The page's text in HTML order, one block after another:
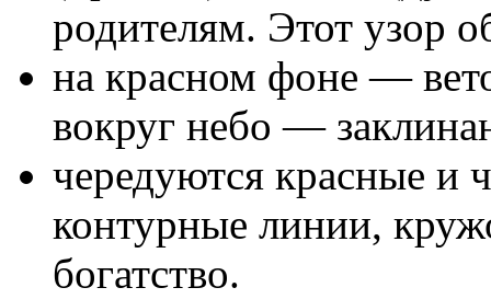
родителям. Этот узор
на красном фоне —
вокруг небо —
чередуются красные и
контурные линии,
богатство.